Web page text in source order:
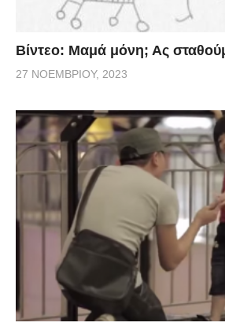
Βίντεο: Μαμά μόνη; Ας
27 ΝΟΕΜΒΡΊΟΥ, 2023